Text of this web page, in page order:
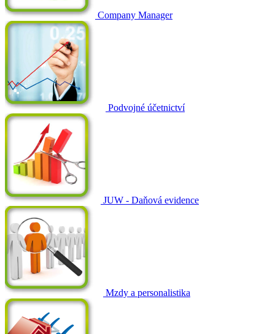
Company Manager
Podvojné účetnictví
JUW - Daňová evidence
Mzdy a personalistika